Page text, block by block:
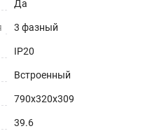
Да
3 фазный
IP20
Встроенный
790х320х309
39.6